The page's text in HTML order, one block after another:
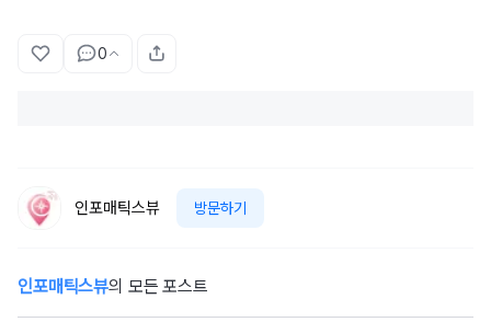
0
인포매틱스뷰 방문하기
인포매틱스뷰의 모든 포스트